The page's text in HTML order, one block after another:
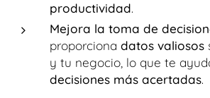
productividad.
Mejora la toma de
proporciona datos valiosos
y tu negocio, lo que te
decisiones más acertadas.